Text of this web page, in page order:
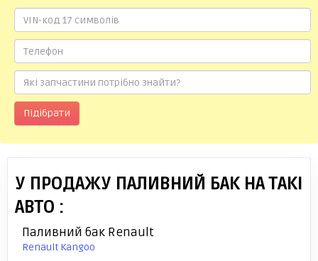
Підібрати
У ПРОДАЖУ ПАЛИВНИЙ БАК НА ТАКІ
АВТО :
Паливний бак Renault
Renault Kangoo